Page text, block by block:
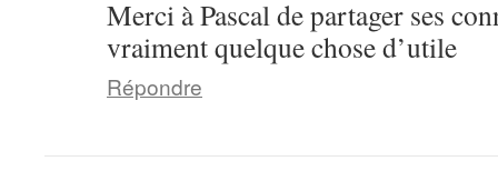
Merci à Pascal de partager ses
vraiment quelque chose d’utile
Répondre